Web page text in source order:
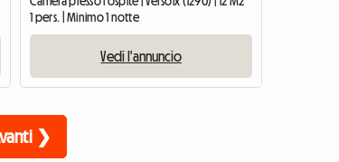
1 pers. | Minimo 1 notte
Vedi l'annuncio
❯